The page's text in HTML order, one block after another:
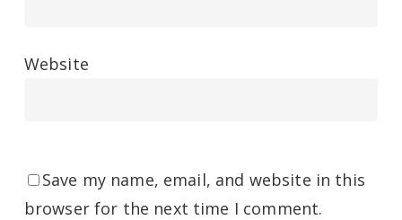
Website
Save my name, email, and website in this
browser for the next time I comment.